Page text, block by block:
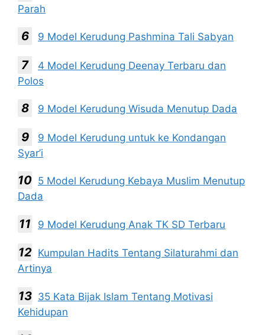
Parah
9 Model Kerudung Pashmina Tali Sabyan
4 Model Kerudung Deenay Terbaru dan
Polos
9 Model Kerudung Wisuda Menutup Dada
9 Model Kerudung untuk ke Kondangan
Syar’i
5 Model Kerudung Kebaya Muslim Menutup
Dada
9 Model Kerudung Anak TK SD Terbaru
Kumpulan Hadits Tentang Silaturahmi dan
Artinya
35 Kata Bijak Islam Tentang Motivasi
Kehidupan